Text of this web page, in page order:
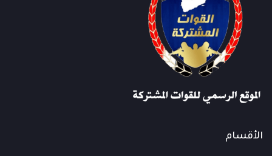
وعمليات تهريب الأسلحة والمخدرات، إلى جانب
إسهامها في حماية خطوط الملاحة الدولية
الأقسام